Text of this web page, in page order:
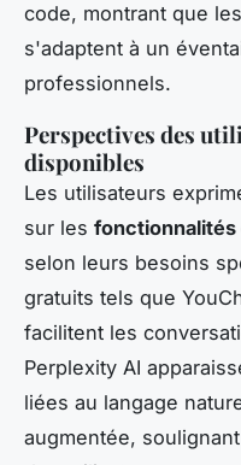
code, montrant que les
s'adaptent à un
professionnels.
Perspectives des
disponibles
Les utilisateurs
sur les fonctionnalités
selon leurs besoins
gratuits tels que
facilitent les
Perplexity AI
liées au langage
augmentée,